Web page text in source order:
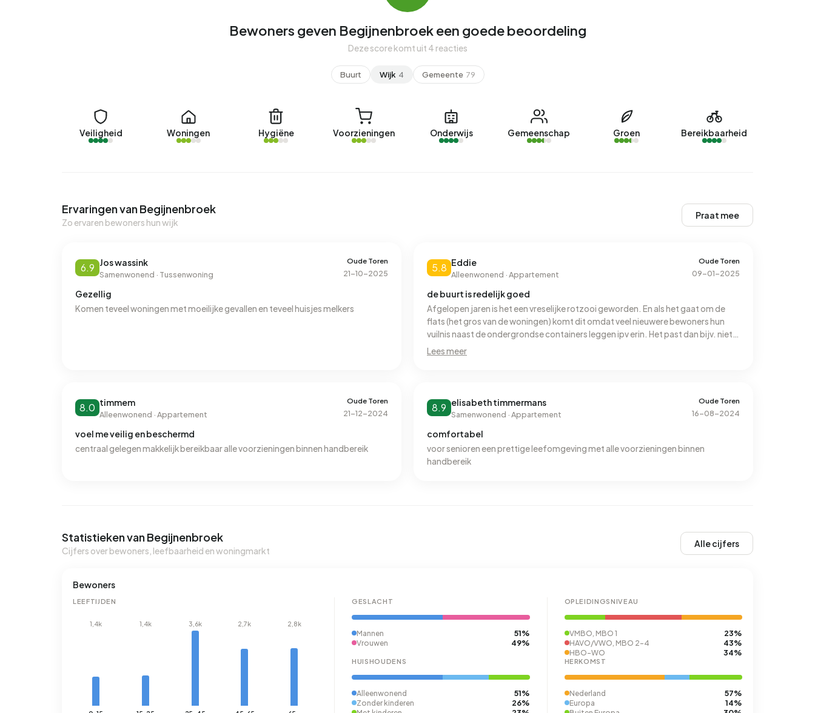
Bewoners geven Begijnenbroek een goede beoordeling
Deze score komt uit 4 reacties
Buurt Wijk 4 Gemeente 79
Veiligheid Woningen Hygiëne Voorzieningen Onderwijs Gemeenschap Groen Bereikbaarheid
Ervaringen van Begijnenbroek
Zo ervaren bewoners hun wijk
Praat mee
6.9 Jos wassink
Samenwonend · Tussenwoning
Oude Toren
21-10-2025
Gezellig
Komen teveel woningen met moeilijke gevallen en teveel huisjes melkers
5.8 Eddie
Alleenwonend · Appartement
Oude Toren
09-01-2025
de buurt is redelijk goed
Afgelopen jaren is het een vreselijke rotzooi geworden. En als het gaat om de
flats (het gros van de woningen) komt dit omdat veel nieuwere bewoners hun
vuilnis naast de ondergrondse containers leggen ipv erin. Het past dan bijv. niet
omdat men de vuilniszakken veels te vol stopt. Tevens zijn er enorm veel jongere
Lees meer
8.0 timmem
Alleenwonend · Appartement
Oude Toren
21-12-2024
voel me veilig en beschermd
centraal gelegen makkelijk bereikbaar alle voorzieningen binnen handbereik
8.9 elisabeth timmermans
Samenwonend · Appartement
Oude Toren
16-08-2024
comfortabel
voor senioren een prettige leefomgeving met alle voorzieningen binnen
handbereik
Statistieken van Begijnenbroek
Cijfers over bewoners, leefbaarheid en woningmarkt
Alle cijfers
Bewoners
LEEFTIJDEN
1,4k 1,4k 3,6k 2,7k 2,8k
GESLACHT
Mannen 51%
Vrouwen 49%
HUISHOUDENS
Alleenwonend 51%
Zonder kinderen 26%
OPLEIDINGSNIVEAU
VMBO, MBO 1 23%
HAVO/VWO, MBO 2-4 43%
HBO-WO 34%
HERKOMST
Nederland 57%
Europa 14%